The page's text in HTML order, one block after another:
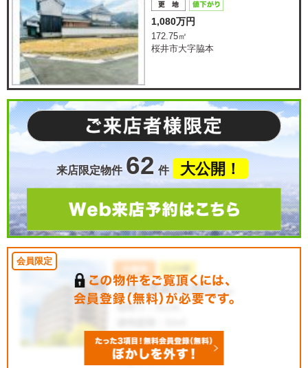
1,080万円
172.75㎡
桜井市大字脇本
来店限定物件 62 件 大公開！